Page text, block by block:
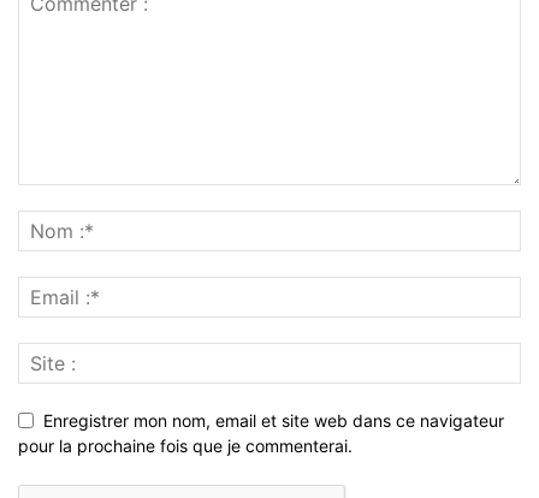
Enregistrer mon nom, email et site web dans ce navigateur
pour la prochaine fois que je commenterai.